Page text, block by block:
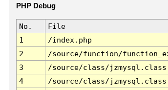
PHP Debug
No. File
1
/index.php
2
/source/function/
3
/source/class/
4
/source/class/